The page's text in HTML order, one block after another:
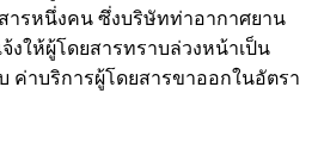
ารหนึ่งคน ซึ่งบริษัทท่าอากาศยาน
งให้ผู้โดยสารทราบล่วงหน้าเป็น
บ ค่าบริการผู้โดยสารขาออกในอัตรา